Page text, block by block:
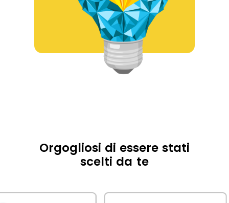
Orgogliosi di essere stati
scelti da te